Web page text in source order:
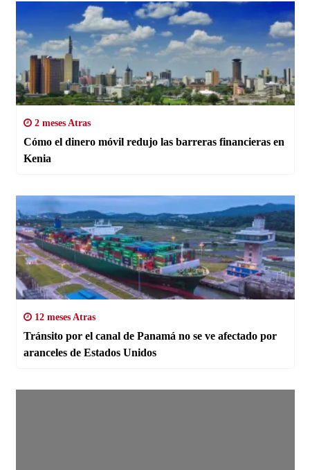
2 meses Atras
Cómo el dinero móvil redujo las barreras financieras en
Kenia
12 meses Atras
Tránsito por el canal de Panamá no se ve afectado por
aranceles de Estados Unidos